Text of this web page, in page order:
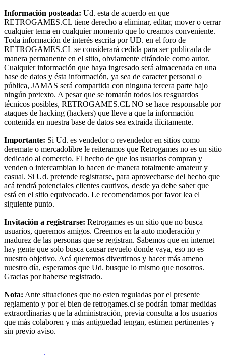
Información posteada: Ud. esta de acuerdo en que
RETROGAMES.CL tiene derecho a eliminar, editar, mover o cerrar
cualquier tema en cualquier momento que lo creamos conveniente.
Toda información de interés escrita por UD. en el foro de
RETROGAMES.CL se considerará cedida para ser publicada de
manera permanente en el sitio, obviamente citándole como autor.
Cualquier información que haya ingresado será almacenada en una
base de datos y ésta información, ya sea de caracter personal o
pública, JAMAS será compartida con ninguna tercera parte bajo
ningún pretexto. A pesar que se tomarán todos los resguardos
técnicos posibles, RETROGAMES.CL NO se hace responsable por
ataques de hacking (hackers) que lleve a que la información
contenida en nuestra base de datos sea extraida ilícitamente.
Importante: Si Ud. es vendedor o revendedor en sitios como
deremate o mercadolibre le reiteramos que Retrogames no es un sitio
dedicado al comercio. El hecho de que los usuarios compran y
venden o intercambian lo hacen de manera totalmente amateur y
casual. Si Ud. pretende registrarse, para aprovecharse del hecho que
acá tendrá potenciales clientes cautivos, desde ya debe saber que
está en el sitio equivocado. Le recomendamos por favor lea el
siguiente punto.
Invitación a registrarse: Retrogames es un sitio que no busca
usuarios, queremos amigos. Creemos en la auto moderación y
madurez de las personas que se registran. Sabemos que en internet
hay gente que solo busca causar revuelo donde vaya, eso no es
nuestro objetivo. Acá queremos divertirnos y hacer más ameno
nuestro día, esperamos que Ud. busque lo mismo que nosotros.
Gracias por haberse registrado.
Nota: Ante situaciones que no esten reguladas por el presente
reglamento y por el bien de retrogames.cl se podrán tomar medidas
extraordinarias que la administración, previa consulta a los usuarios
que más colaboren y más antiguedad tengan, estimen pertinentes y
sin previo aviso.